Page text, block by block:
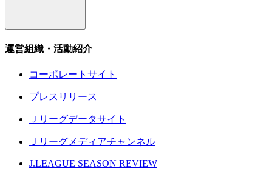
運営組織・活動紹介
コーポレートサイト
プレスリリース
Ｊリーグデータサイト
Ｊリーグメディアチャンネル
J.LEAGUE SEASON REVIEW